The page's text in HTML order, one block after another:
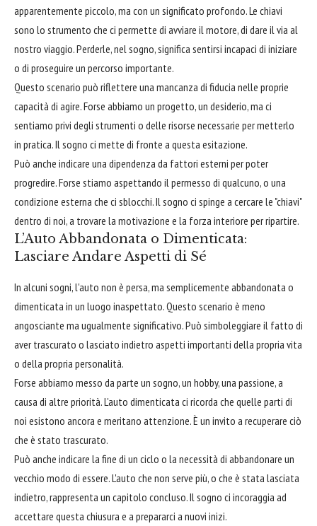
apparentemente piccolo, ma con un significato profondo. Le chiavi
sono lo strumento che ci permette di avviare il motore, di dare il via al
nostro viaggio. Perderle, nel sogno, significa sentirsi incapaci di iniziare
o di proseguire un percorso importante.
Questo scenario può riflettere una mancanza di fiducia nelle proprie
capacità di agire. Forse abbiamo un progetto, un desiderio, ma ci
sentiamo privi degli strumenti o delle risorse necessarie per metterlo
in pratica. Il sogno ci mette di fronte a questa esitazione.
Può anche indicare una dipendenza da fattori esterni per poter
progredire. Forse stiamo aspettando il permesso di qualcuno, o una
condizione esterna che ci sblocchi. Il sogno ci spinge a cercare le "chiavi"
dentro di noi, a trovare la motivazione e la forza interiore per ripartire.
L’Auto Abbandonata o Dimenticata:
Lasciare Andare Aspetti di Sé
In alcuni sogni, l'auto non è persa, ma semplicemente abbandonata o
dimenticata in un luogo inaspettato. Questo scenario è meno
angosciante ma ugualmente significativo. Può simboleggiare il fatto di
aver trascurato o lasciato indietro aspetti importanti della propria vita
o della propria personalità.
Forse abbiamo messo da parte un sogno, un hobby, una passione, a
causa di altre priorità. L'auto dimenticata ci ricorda che quelle parti di
noi esistono ancora e meritano attenzione. È un invito a recuperare ciò
che è stato trascurato.
Può anche indicare la fine di un ciclo o la necessità di abbandonare un
vecchio modo di essere. L'auto che non serve più, o che è stata lasciata
indietro, rappresenta un capitolo concluso. Il sogno ci incoraggia ad
accettare questa chiusura e a prepararci a nuovi inizi.